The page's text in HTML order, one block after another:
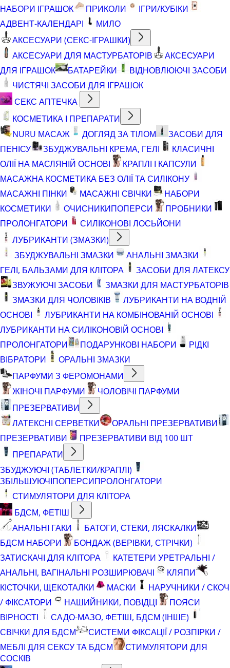
НАБОРИ ІГРАШОК
ПРИКОЛИ
ІГРИ/КУБІКИ
АДВЕНТ-КАЛЕНДАРІ
МИЛО
АКСЕСУАРИ (СЕКС-ІГРАШКИ)
АКСЕСУАРИ ДЛЯ МАСТУРБАТОРІВ
АКСЕСУАРИ
ДЛЯ ІГРАШОК
БАТАРЕЙКИ
ВІДНОВЛЮЮЧІ ЗАСОБИ
ЧИСТЯЧІ ЗАСОБИ ДЛЯ ІГРАШОК
СЕКС АПТЕЧКА
КОСМЕТИКА І ПРЕПАРАТИ
NURU МАСАЖ
ДОГЛЯД ЗА ТІЛОМ
ЗАСОБИ ДЛЯ
ПЕНІСУ
ЗБУДЖУВАЛЬНІ КРЕМА, ГЕЛІ
КЛАСИЧНІ
ОЛІЇ НА МАСЛЯНІЙ ОСНОВІ
КРАПЛІ І КАПСУЛИ
МАСАЖНА КОСМЕТИКА БЕЗ ОЛІЇ ТА СИЛІКОНУ
МАСАЖНІ ПІНКИ
МАСАЖНІ СВІЧКИ
НАБОРИ
КОСМЕТИКИ
ОЧИСНИКИПОПЕРСИ
ПРОБНИКИ
ПРОЛОНГАТОРИ
СИЛІКОНОВІ ЛОСЬЙОНИ
ЛУБРИКАНТИ (ЗМАЗКИ)
ЗБУДЖУВАЛЬНІ ЗМАЗКИ
АНАЛЬНІ ЗМАЗКИ
ГЕЛІ, БАЛЬЗАМИ ДЛЯ КЛІТОРА
ЗАСОБИ ДЛЯ ЛАТЕКСУ
ЗВУЖУЮЧІ ЗАСОБИ
ЗМАЗКИ ДЛЯ МАСТУРБАТОРІВ
ЗМАЗКИ ДЛЯ ЧОЛОВІКІВ
ЛУБРИКАНТИ НА ВОДНІЙ
ОСНОВІ
ЛУБРИКАНТИ НА КОМБІНОВАНІЙ ОСНОВІ
ЛУБРИКАНТИ НА СИЛІКОНОВІЙ ОСНОВІ
ПРОЛОНГАТОРИ
ПОДАРУНКОВІ НАБОРИ
РІДКІ
ВІБРАТОРИ
ОРАЛЬНІ ЗМАЗКИ
ПАРФУМИ З ФЕРОМОНАМИ
ЖІНОЧІ ПАРФУМИ
ЧОЛОВІЧІ ПАРФУМИ
ПРЕЗЕРВАТИВИ
ЛАТЕКСНІ СЕРВЕТКИ
ОРАЛЬНІ ПРЕЗЕРВАТИВИ
ПРЕЗЕРВАТИВИ
ПРЕЗЕРВАТИВИ ВІД 100 ШТ
ПРЕПАРАТИ
ЗБУДЖУЮЧІ (ТАБЛЕТКИ/КРАПЛІ)
ЗБІЛЬШУЮЧІПОПЕРСИПРОЛОНГАТОРИ
СТИМУЛЯТОРИ ДЛЯ КЛІТОРА
БДСМ, ФЕТІШ
АНАЛЬНІ ГАКИ
БАТОГИ, СТЕКИ, ЛЯСКАЛКИ
БДСМ НАБОРИ
БОНДАЖ (ВЕРІВКИ, СТРІЧКИ)
ЗАТИСКАЧІ ДЛЯ КЛІТОРА
КАТЕТЕРИ УРЕТРАЛЬНІ /
АНАЛЬНІ, ВАГІНАЛЬНІ РОЗШИРЮВАЧІ
КЛЯПИ
КІСТОЧКИ, ЩЕКОТАЛКИ
МАСКИ
НАРУЧНИКИ / СКОЧ
/ ФІКСАТОРИ
НАШИЙНИКИ, ПОВІДЦІ
ПОЯСИ
ВІРНОСТІ
САДО-МАЗО, ФЕТІШ, БДСМ (ІНШЕ)
СВІЧКИ ДЛЯ БДСМ
СИСТЕМИ ФІКСАЦІЇ / РОЗПІРКИ /
МЕБЛІ ДЛЯ СЕКСУ ТА БДСМ
СТИМУЛЯТОРИ ДЛЯ
СОСКІВ